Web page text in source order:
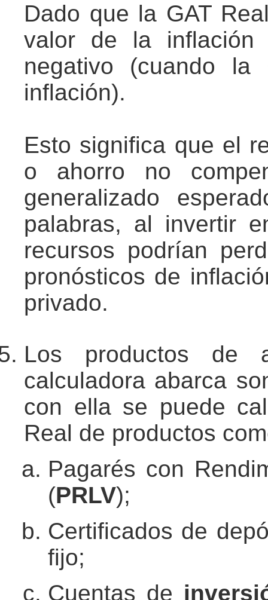
Dado que la GAT
valor de la inflación
negativo (cuando
inflación).
Esto significa que el
o ahorro no
generalizado
palabras, al invertir
recursos podrían
pronósticos de
privado.
Los productos de
calculadora abarca
con ella se puede
Real de productos
Pagarés con
(PRLV);
Certificados de
fijo;
Cuentas de